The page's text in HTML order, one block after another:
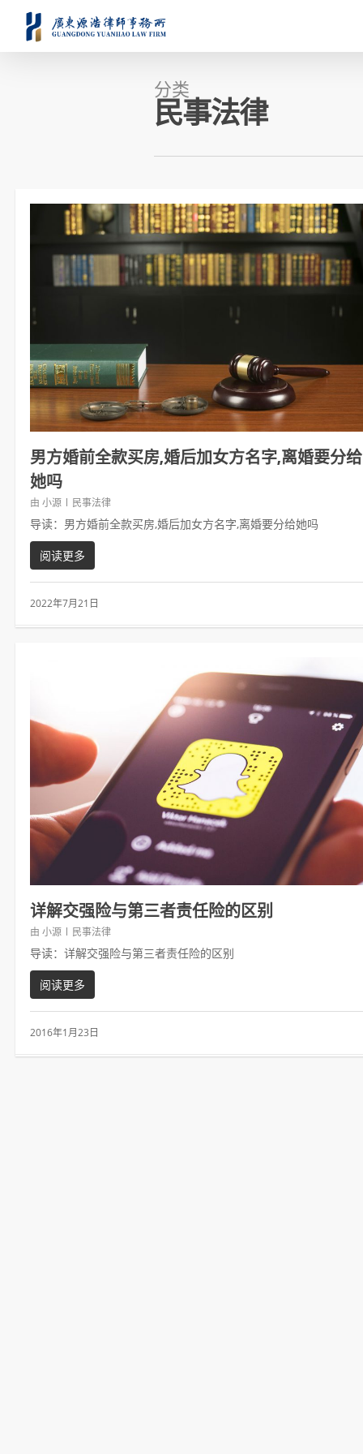
分类
民事法律
男方婚前全款买房,婚后加女方名字,离婚要分给
她吗
由 小源 民事法律
导读：男方婚前全款买房,婚后加女方名字,离婚要分给她吗
阅读更多
2022年7月21日
详解交强险与第三者责任险的区别
由 小源 民事法律
导读：详解交强险与第三者责任险的区别
阅读更多
2016年1月23日